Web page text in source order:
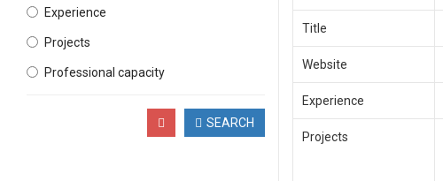
Experience
Projects
Professional capacity
SEARCH
Title
Website
Experience
Projects